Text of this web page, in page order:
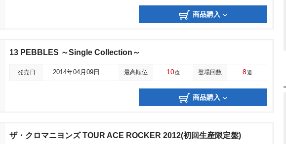
商品購入
13 PEBBLES ～Single Collection～
発売日 2014年04月09日 最高順位 10位 登場回数 8週
商品購入
ザ・クロマニヨンズ TOUR ACE ROCKER 2012(初回生産限定盤)